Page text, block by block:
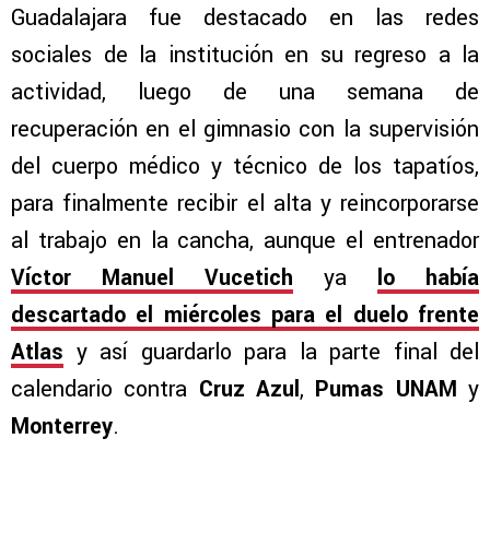
Guadalajara fue destacado en las redes
sociales de la institución en su regreso a la
actividad, luego de una semana de
recuperación en el gimnasio con la supervisión
del cuerpo médico y técnico de los tapatíos,
para finalmente recibir el alta y reincorporarse
al trabajo en la cancha, aunque el entrenador
Víctor Manuel Vucetich ya lo había
descartado el miércoles para el duelo frente
Atlas y así guardarlo para la parte final del
calendario contra Cruz Azul, Pumas UNAM y
Monterrey.